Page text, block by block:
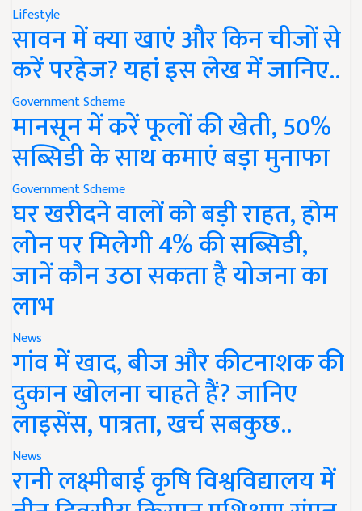
Lifestyle
सावन में क्या खाएं और किन चीजों से
करें परहेज? यहां इस लेख में जानिए..
Government Scheme
मानसून में करें फूलों की खेती, 50%
सब्सिडी के साथ कमाएं बड़ा मुनाफा
Government Scheme
घर खरीदने वालों को बड़ी राहत, होम
लोन पर मिलेगी 4% की सब्सिडी,
जानें कौन उठा सकता है योजना का
लाभ
News
गांव में खाद, बीज और कीटनाशक की
दुकान खोलना चाहते हैं? जानिए
लाइसेंस, पात्रता, खर्च सबकुछ..
News
रानी लक्ष्मीबाई कृषि विश्वविद्यालय में